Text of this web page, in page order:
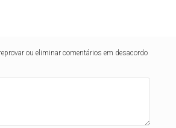
ou eliminar comentários em desacordo